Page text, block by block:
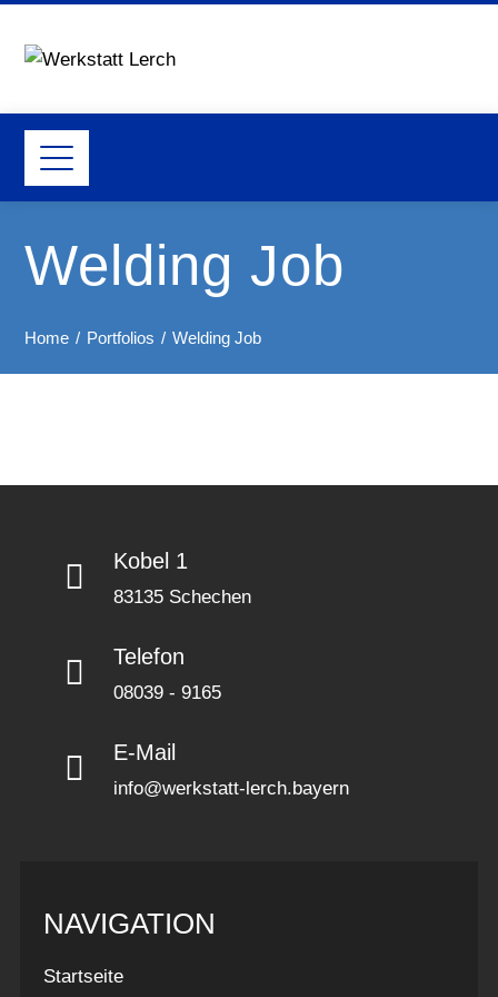
Welding Job
Home Portfolios Welding Job
Kobel 1
83135 Schechen
Telefon
08039 - 9165
E-Mail
info@werkstatt-lerch.bayern
NAVIGATION
Startseite